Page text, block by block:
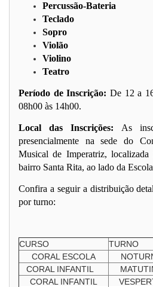
Percussão-Bateria
Teclado
Sopro
Violão
Violino
Teatro
Período de Inscrição: De 12 a
08h00 às 14h00.
Local das Inscrições: As
presencialmente na sede do
Musical de Imperatriz,
bairro Santa Rita, ao lado da
Confira a seguir a distribuição
por turno:
CURSO TURNO
CORAL ESCOLA
CORAL INFANTIL
CORAL INFANTIL